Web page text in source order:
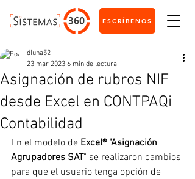
ESCRÍBENOS
Asignación de rubros NIF
desde Excel en CONTPAQi
Contabilidad
dluna52
23 mar 2023 6 min de lectura
En el modelo de Excel® "Asignación
Agrupadores SAT" se realizaron cambios
para que el usuario tenga opción de